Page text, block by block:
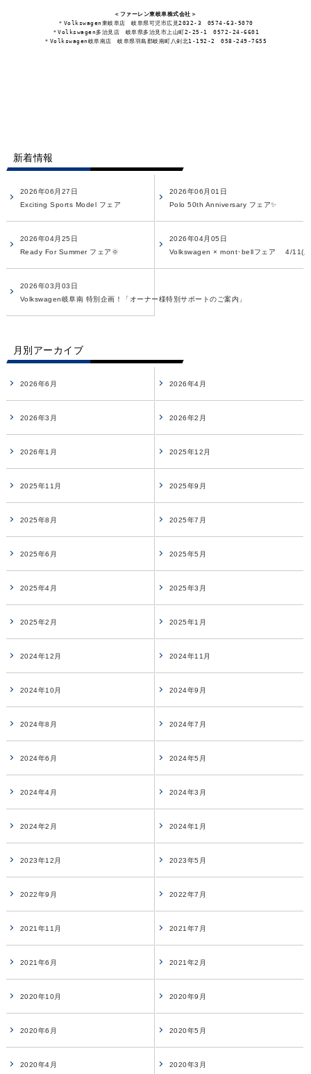
＜ファーレン東岐阜株式会社＞
＊Volkswagen東岐阜店　岐阜県可児市広見2032-3　0574-63-5070
＊Volkswagen多治見店　岐阜県多治見市上山町2-25-1　0572-24-6601
＊Volkswagen岐阜南店　岐阜県羽島郡岐南町八剣北1-192-2　058-249-7655
新着情報
2026年06月27日
Exciting Sports Model フェア
2026年06月01日
Polo 50th Anniversary フェア✨
2026年04月25日
Ready For Summer フェア🌞
2026年04月05日
Volkswagen × mont･bellフェア 4/11(
2026年03月03日
Volkswagen岐阜南 特別企画！「オーナー様特別サポートのご案内」
月別アーカイブ
2026年6月 2026年4月
2026年3月 2026年2月
2026年1月 2025年12月
2025年11月 2025年9月
2025年8月 2025年7月
2025年6月 2025年5月
2025年4月 2025年3月
2025年2月 2025年1月
2024年12月 2024年11月
2024年10月 2024年9月
2024年8月 2024年7月
2024年6月 2024年5月
2024年4月 2024年3月
2024年2月 2024年1月
2023年12月 2023年5月
2022年9月 2022年7月
2021年11月 2021年7月
2021年6月 2021年2月
2020年10月 2020年9月
2020年6月 2020年5月
2020年4月 2020年3月